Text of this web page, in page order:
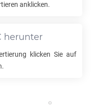
anklicken.
herunter
klicken Sie auf